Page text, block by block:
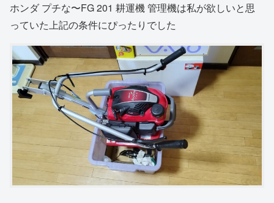
ホンダ プチな〜FG 201 耕運機 管理機は私が欲しいと思
っていた上記の条件にぴったりでした